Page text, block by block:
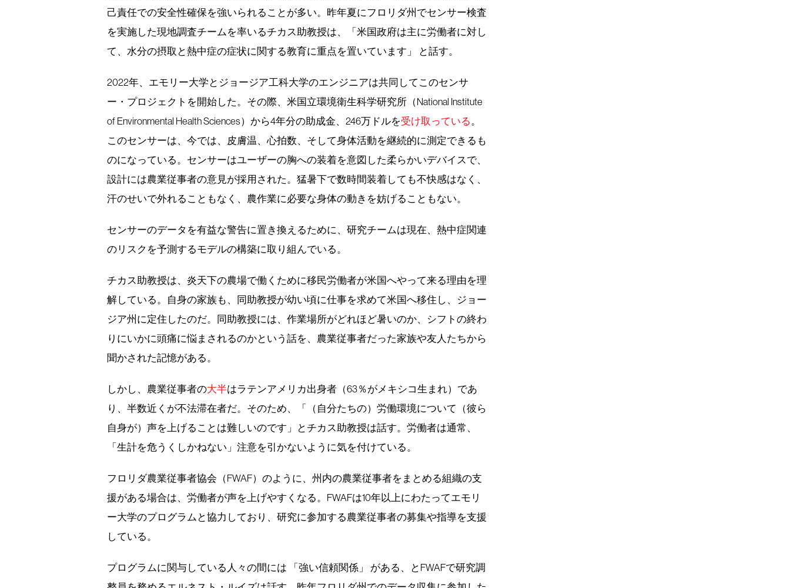
己責任での安全性確保を強いられることが多い。昨年夏にフロリダ州でセンサー検査
を実施した現地調査チームを率いるチカス助教授は、「米国政府は主に労働者に対し
て、水分の摂取と熱中症の症状に関する教育に重点を置いています」 と話す。
2022年、エモリー大学とジョージア工科大学のエンジニアは共同してこのセンサ
ー・プロジェクトを開始した。その際、米国立環境衛生科学研究所（National Institute
of Environmental Health Sciences）から4年分の助成金、246万ドルを受け取っている。
このセンサーは、今では、皮膚温、心拍数、そして身体活動を継続的に測定できるも
のになっている。センサーはユーザーの胸への装着を意図した柔らかいデバイスで、
設計には農業従事者の意見が採用された。猛暑下で数時間装着しても不快感はなく、
汗のせいで外れることもなく、農作業に必要な身体の動きを妨げることもない。
センサーのデータを有益な警告に置き換えるために、研究チームは現在、熱中症関連
のリスクを予測するモデルの構築に取り組んでいる。
チカス助教授は、炎天下の農場で働くために移民労働者が米国へやって来る理由を理
解している。自身の家族も、同助教授が幼い頃に仕事を求めて米国へ移住し、ジョー
ジア州に定住したのだ。同助教授には、作業場所がどれほど暑いのか、シフトの終わ
りにいかに頭痛に悩まされるのかという話を、農業従事者だった家族や友人たちから
聞かされた記憶がある。
しかし、農業従事者の大半はラテンアメリカ出身者（63％がメキシコ生まれ）であ
り、半数近くが不法滞在者だ。そのため、「（自分たちの）労働環境について（彼ら
自身が）声を上げることは難しいのです」とチカス助教授は話す。労働者は通常、
「生計を危うくしかねない」注意を引かないように気を付けている。
フロリダ農業従事者協会（FWAF）のように、州内の農業従事者をまとめる組織の支
援がある場合は、労働者が声を上げやすくなる。FWAFは10年以上にわたってエモリ
ー大学のプログラムと協力しており、研究に参加する農業従事者の募集や指導を支援
している。
プログラムに関与している人々の間には 「強い信頼関係」 がある、とFWAFで研究調